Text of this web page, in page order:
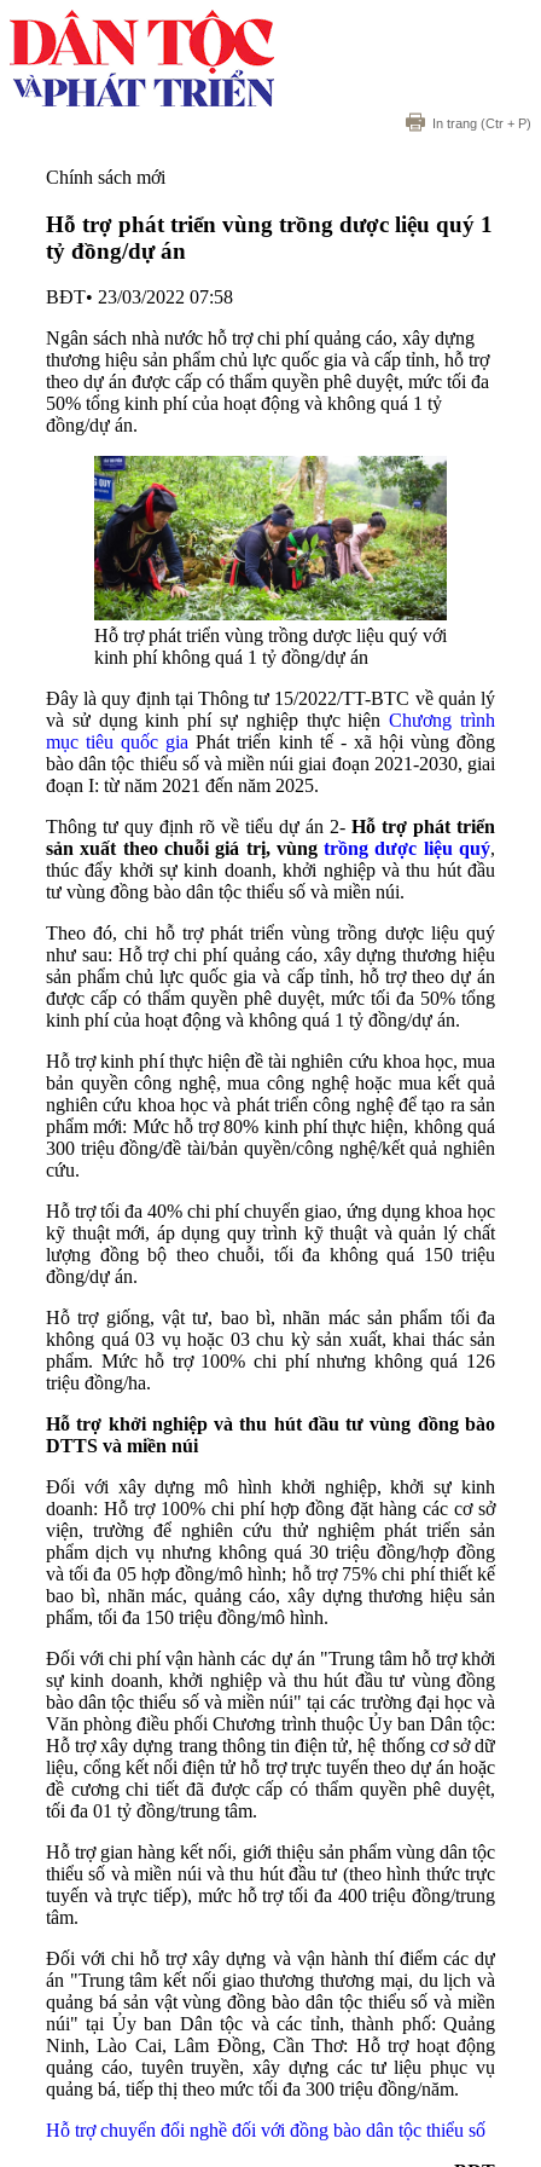
In trang (Ctr + P)
Chính sách mới
Hỗ trợ phát triển vùng trồng dược liệu quý 1
tỷ đồng/dự án
BĐT• 23/03/2022 07:58
Ngân sách nhà nước hỗ trợ chi phí quảng cáo, xây dựng
thương hiệu sản phẩm chủ lực quốc gia và cấp tỉnh, hỗ trợ
theo dự án được cấp có thẩm quyền phê duyệt, mức tối đa
50% tổng kinh phí của hoạt động và không quá 1 tỷ
đồng/dự án.
Hỗ trợ phát triển vùng trồng dược liệu quý với
kinh phí không quá 1 tỷ đồng/dự án
Đây là quy định tại Thông tư 15/2022/TT-BTC về quản lý
và sử dụng kinh phí sự nghiệp thực hiệnChương trình
mục tiêu quốc gia Phát triển kinh tế - xã hội vùng đồng
bào dân tộc thiểu số và miền núi giai đoạn 2021-2030, giai
đoạn I: từ năm 2021 đến năm 2025.
Thông tư quy định rõ về tiểu dự án 2- Hỗ trợ phát triển
sản xuất theo chuỗi giá trị, vùngtrồng dược liệu quý,
thúc đẩy khởi sự kinh doanh, khởi nghiệp và thu hút đầu
tư vùng đồng bào dân tộc thiểu số và miền núi.
Theo đó, chi hỗ trợ phát triển vùng trồng dược liệu quý
như sau: Hỗ trợ chi phí quảng cáo, xây dựng thương hiệu
sản phẩm chủ lực quốc gia và cấp tỉnh, hỗ trợ theo dự án
được cấp có thẩm quyền phê duyệt, mức tối đa 50% tổng
kinh phí của hoạt động và không quá 1 tỷ đồng/dự án.
Hỗ trợ kinh phí thực hiện đề tài nghiên cứu khoa học, mua
bản quyền công nghệ, mua công nghệ hoặc mua kết quả
nghiên cứu khoa học và phát triển công nghệ để tạo ra sản
phẩm mới: Mức hỗ trợ 80% kinh phí thực hiện, không quá
300 triệu đồng/đề tài/bản quyền/công nghệ/kết quả nghiên
cứu.
Hỗ trợ tối đa 40% chi phí chuyển giao, ứng dụng khoa học
kỹ thuật mới, áp dụng quy trình kỹ thuật và quản lý chất
lượng đồng bộ theo chuỗi, tối đa không quá 150 triệu
đồng/dự án.
Hỗ trợ giống, vật tư, bao bì, nhãn mác sản phẩm tối đa
không quá 03 vụ hoặc 03 chu kỳ sản xuất, khai thác sản
phẩm. Mức hỗ trợ 100% chi phí nhưng không quá 126
triệu đồng/ha.
Hỗ trợ khởi nghiệp và thu hút đầu tư vùng đồng bào
DTTS và miền núi
Đối với xây dựng mô hình khởi nghiệp, khởi sự kinh
doanh: Hỗ trợ 100% chi phí hợp đồng đặt hàng các cơ sở
viện, trường để nghiên cứu thử nghiệm phát triển sản
phẩm dịch vụ nhưng không quá 30 triệu đồng/hợp đồng
và tối đa 05 hợp đồng/mô hình; hỗ trợ 75% chi phí thiết kế
bao bì, nhãn mác, quảng cáo, xây dựng thương hiệu sản
phẩm, tối đa 150 triệu đồng/mô hình.
Đối với chi phí vận hành các dự án "Trung tâm hỗ trợ khởi
sự kinh doanh, khởi nghiệp và thu hút đầu tư vùng đồng
bào dân tộc thiểu số và miền núi" tại các trường đại học và
Văn phòng điều phối Chương trình thuộc Ủy ban Dân tộc:
Hỗ trợ xây dựng trang thông tin điện tử, hệ thống cơ sở dữ
liệu, cổng kết nối điện tử hỗ trợ trực tuyến theo dự án hoặc
đề cương chi tiết đã được cấp có thẩm quyền phê duyệt,
tối đa 01 tỷ đồng/trung tâm.
Hỗ trợ gian hàng kết nối, giới thiệu sản phẩm vùng dân tộc
thiểu số và miền núi và thu hút đầu tư (theo hình thức trực
tuyến và trực tiếp), mức hỗ trợ tối đa 400 triệu đồng/trung
tâm.
Đối với chi hỗ trợ xây dựng và vận hành thí điểm các dự
án "Trung tâm kết nối giao thương thương mại, du lịch và
quảng bá sản vật vùng đồng bào dân tộc thiểu số và miền
núi" tại Ủy ban Dân tộc và các tỉnh, thành phố: Quảng
Ninh, Lào Cai, Lâm Đồng, Cần Thơ: Hỗ trợ hoạt động
quảng cáo, tuyên truyền, xây dựng các tư liệu phục vụ
quảng bá, tiếp thị theo mức tối đa 300 triệu đồng/năm.
Hỗ trợ chuyển đổi nghề đối với đồng bào dân tộc thiểu số